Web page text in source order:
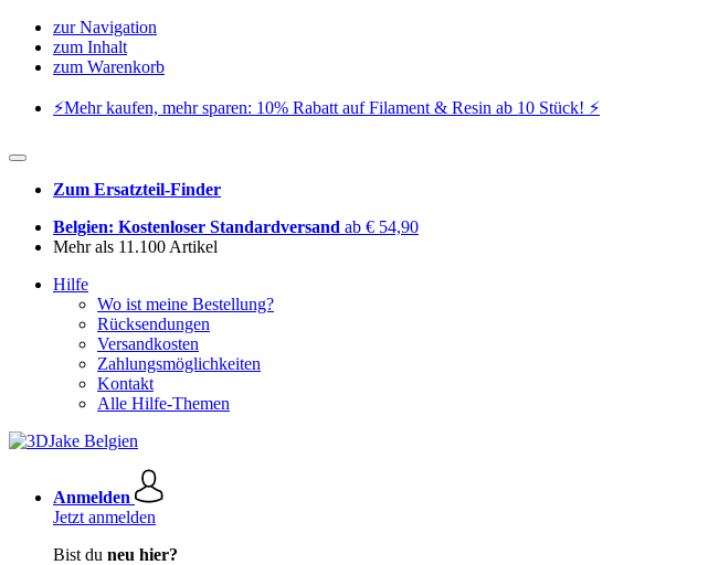
zur Navigation
zum Inhalt
zum Warenkorb
⚡️Mehr kaufen, mehr sparen: 10% Rabatt auf Filament & Resin ab 10 Stück! ⚡️
Zum Ersatzteil-Finder
Belgien: Kostenloser Standardversand ab € 54,90
Mehr als 11.100 Artikel
Hilfe
Wo ist meine Bestellung?
Rücksendungen
Versandkosten
Zahlungsmöglichkeiten
Kontakt
Alle Hilfe-Themen
Anmelden
Jetzt anmelden
Bist du neu hier?